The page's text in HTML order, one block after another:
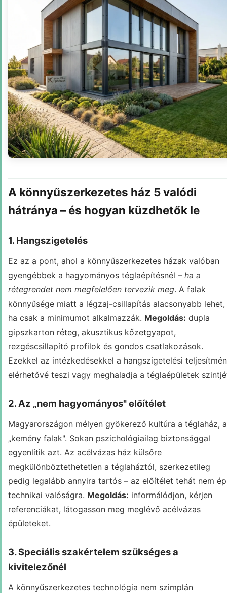
A könnyűszerkezetes ház 5 valódi
hátránya – és hogyan küzdhetők le
1. Hangszigetelés
Ez az a pont, ahol a könnyűszerkezetes házak valóban
gyengébbek a hagyományos téglaépítésnél – ha a
rétegrendet nem megfelelően tervezik meg. A falak
könnyűsége miatt a légzaj-csillapítás alacsonyabb lehet,
ha csak a minimumot alkalmazzák. Megoldás: dupla
gipszkarton réteg, akusztikus kőzetgyapot,
rezgéscsillapító profilok és gondos csatlakozások.
Ezekkel az intézkedésekkel a hangszigetelési
elérhetővé teszi vagy meghaladja a téglaépületek
2. Az „nem hagyományos" előítélet
Magyarországon mélyen gyökerező kultúra a téglaház, a
„kemény falak". Sokan pszichológiailag biztonsággal
egyenlítik azt. Az acélvázas ház külsőre
megkülönböztethetetlen a téglaháztól, szerkezetileg
pedig legalább annyira tartós – az előítélet tehát nem
technikai valóságra. Megoldás: informálódjon, kérjen
referenciákat, látogasson meg meglévő acélvázas
épületeket.
3. Speciális szakértelem szükséges a
kivitelezőnél
A könnyűszerkezetes technológia nem szimplán